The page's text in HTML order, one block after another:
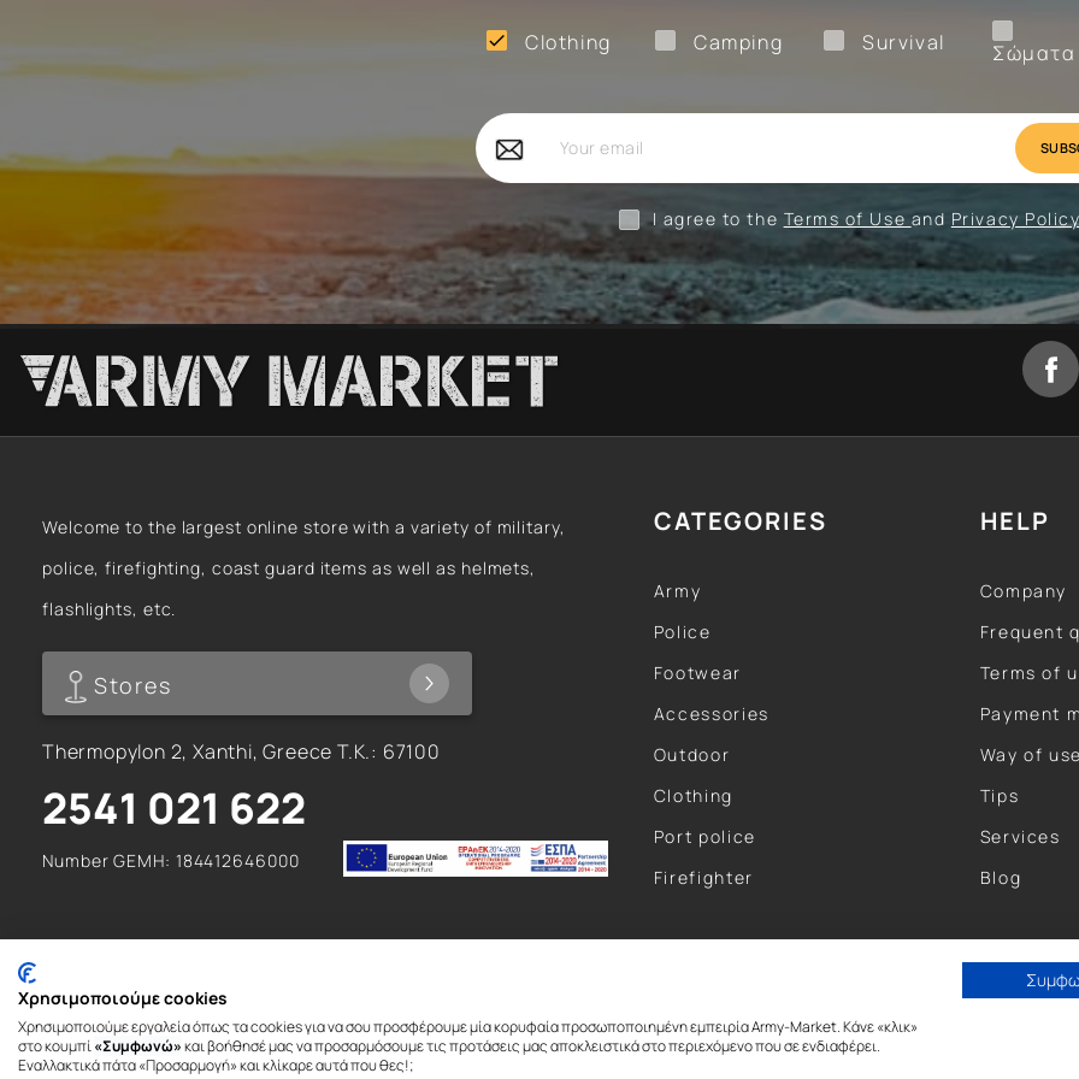
Survival
Survival
Camping
Camping
Clothing
 Clothing
ForcesSurvival
Your
email
I agree to the Terms of Use and Privacy
Welcome to the largest online store with a variety of military,
police, firefighting, coast guard items as well as helmets,
flashlights, etc.
Stores
Thermopylon 2, Xanthi, Greece T.K.: 67100
2541 021 622
Number GEMH: 184412646000
CATEGORIES
Army
Police
Footwear
Accessories
Outdoor
Clothing
Port police
Firefighter
HELP
Company
Frequent
Terms of
Payment
Way of use
Tips
Services
Blog
© 2026. All rights reserved
Χρησιμοποιούμε cookies
Χρησιμοποιούμε εργαλεία όπως τα cookies για να σου προσφέρουμε μία κορυφαία προσωποποιημένη εμπειρία Army-Market. Κάνε «κλικ»
στο κουμπί«Συμφωνώ»και βοήθησέ μας να προσαρμόσουμε τις προτάσεις μας αποκλειστικά στο περιεχόμενο που σε ενδιαφέρει.
Εναλλακτικά πάτα «Προσαρμογή» και κλίκαρε αυτά που θες!;